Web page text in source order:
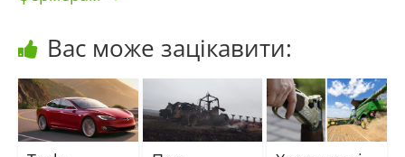
Вас може зацікавити: